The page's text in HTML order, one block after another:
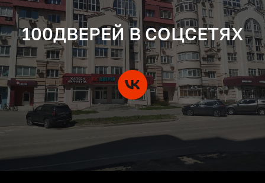
100ДВЕРЕЙ В СОЦСЕТЯХ